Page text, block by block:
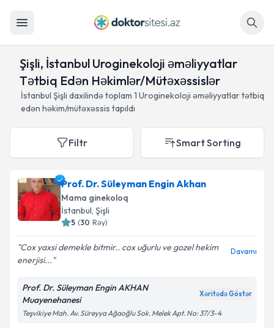
Şişli, İstanbul Uroginekoloji əməliyyatlar
Tətbiq Edən Həkimlər/Mütəxəssislər
İstanbul Şişli daxilində toplam 1 Uroginekoloji əməliyyatlar tətbiq
edən həkim/mütəxəssis tapıldı
Filtr Smart Sorting
Prof. Dr. Süleyman Engin Akhan
Mama ginekoloq
İstanbul, Şişli
5 (30 Rəy)
Cox yaxsi demekle bitmir.. cox uğurlu ve gozel hekim
enerjisi...
Davamı
Prof. Dr. Süleyman Engin AKHAN
Muayenehanesi
Xəritədə Göstər
Teşvikiye Mah. Av. Süreyya Ağaoğlu Sok. Melek Apt. No: 37/3-4